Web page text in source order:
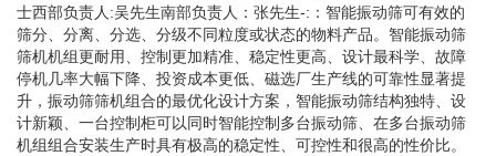
士西部负责人:吴先生南部负责人：张先生-:：智能振动筛可有效的
筛分、分离、分选、分级不同粒度或状态的物料产品。智能振动筛
筛机机组更耐用、控制更加精准、稳定性更高、设计最科学、故障
停机几率大幅下降、投资成本更低、磁选厂生产线的可靠性显著提
升，振动筛筛机组合的最优化设计方案，智能振动筛结构独特、设
计新颖、一台控制柜可以同时智能控制多台振动筛、在多台振动筛
机组组合安装生产时具有极高的稳定性、可控性和很高的性价比。